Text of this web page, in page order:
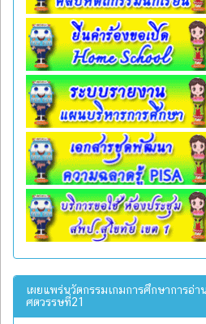
เผยแพร่นวัตกรรมเกมการศึกษาการอ่
ศตวรรษที่21